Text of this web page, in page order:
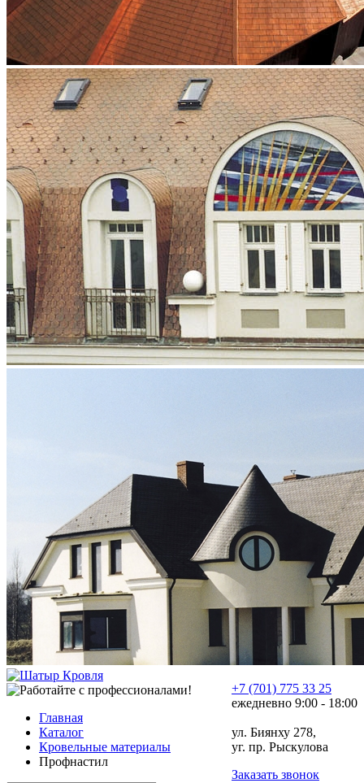
+7 (701) 775 33 25
ежедневно 9:00 - 18:00
ул. Биянху 278,
уг. пр. Рыскулова
Заказать звонок
Главная
Каталог
Кровельные материалы
Профнастил